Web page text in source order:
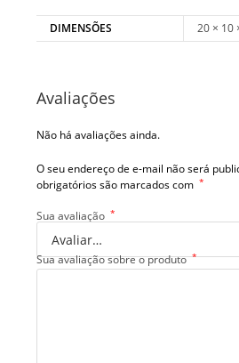
DIMENSÕES 20 × 10
Avaliações
Não há avaliações ainda.
O seu endereço de e-mail não será
obrigatórios são marcados com *
Sua avaliação *
Sua avaliação sobre o produto *